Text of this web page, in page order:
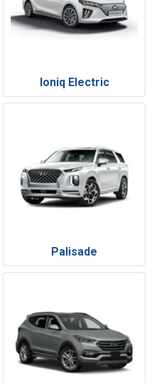
Ioniq Electric
Palisade